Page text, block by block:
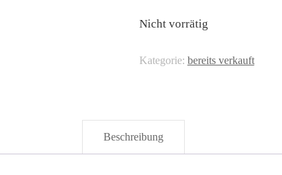
Nicht vorrätig
Kategorie: bereits verkauft
Beschreibung